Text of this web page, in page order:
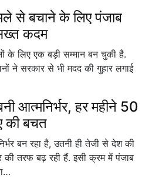
से बचाने के लिए पंजाब
कदम
के लिए एक बड़ी सम्मान बन चुकी है.
ने सरकार से भी मदद की गुहार लगाई
आत्मनिर्भर, हर महीने 50
की बचत
बन रहा है, उतनी ही तेजी से देश की
की तरफ बढ़ रही हैं. इसी क्रम में पंजाब